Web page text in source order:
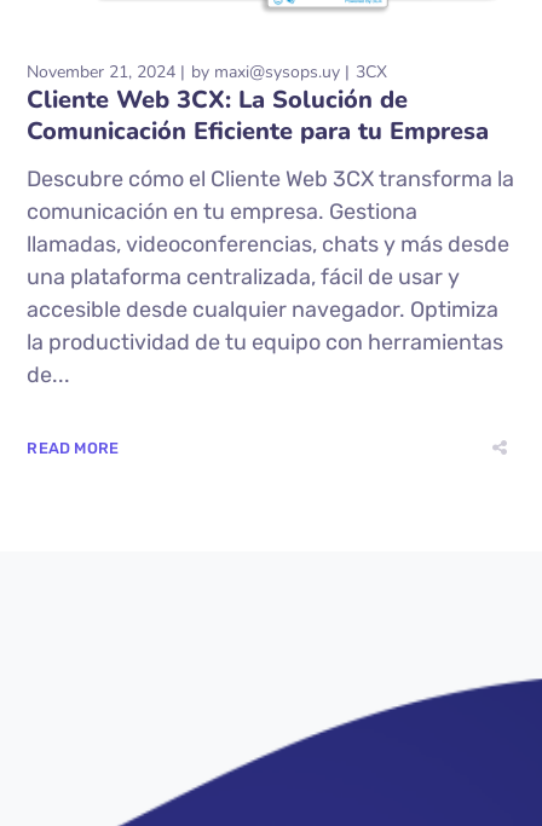
November 21, 2024 by maxi@sysops.uy 3CX
Cliente Web 3CX: La Solución de
Comunicación Eficiente para tu Empresa
Descubre cómo el Cliente Web 3CX transforma la
comunicación en tu empresa. Gestiona
llamadas, videoconferencias, chats y más desde
una plataforma centralizada, fácil de usar y
accesible desde cualquier navegador. Optimiza
la productividad de tu equipo con herramientas
de...
READ MORE